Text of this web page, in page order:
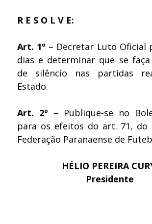
R E S O L V E:
Art. 1º – Decretar Luto Oficial
dias e determinar que se
de silêncio nas partidas
Estado.
Art. 2º – Publique-se no
para os efeitos do art. 71, do
Federação Paranaense de
HÉLIO PEREIRA
Presidente